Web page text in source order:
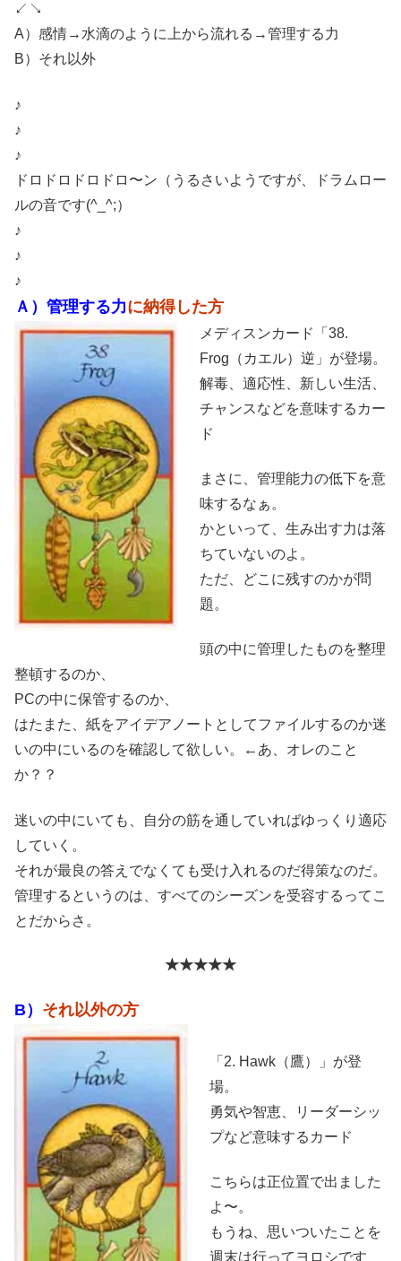
↙↘
A）感情→水滴のように上から流れる→管理する力
B）それ以外
♪
♪
♪
ドロドロドロドロ〜ン（うるさいようですが、ドラムロー
ルの音です(^_^;）
♪
♪
♪
Ａ）管理する力に納得した方
メディスンカード「38.
Frog（カエル）逆」が登場。
解毒、適応性、新しい生活、
チャンスなどを意味するカー
ド
まさに、管理能力の低下を意
味するなぁ。
かといって、生み出す力は落
ちていないのよ。
ただ、どこに残すのかが問
題。
頭の中に管理したものを整理
整頓するのか、
PCの中に保管するのか、
はたまた、紙をアイデアノートとしてファイルするのか迷
いの中にいるのを確認して欲しい。←あ、オレのこと
か？？
迷いの中にいても、自分の筋を通していればゆっくり適応
していく。
それが最良の答えでなくても受け入れるのだ得策なのだ。
管理するというのは、すべてのシーズンを受容するってこ
とだからさ。
★★★★★
B） それ以外の方
「2. Hawk（鷹）」が登
場。
勇気や智恵、リーダーシッ
プなど意味するカード
こちらは正位置で出ました
よ〜。
もうね、思いついたことを
週末は行ってヨロシです